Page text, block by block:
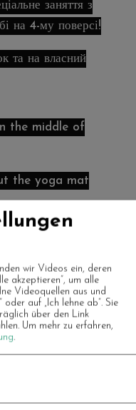
заняття з
на 4-му поверсі!
та на власний
the middle of
the yoga mat
Hatha yoga
floor!
and at your own
wir Videos ein, deren
akzeptieren“, um alle
Videoquellen aus und
auf „Ich lehne ab“. Sie
über den Link
Um mehr zu erfahren,
.